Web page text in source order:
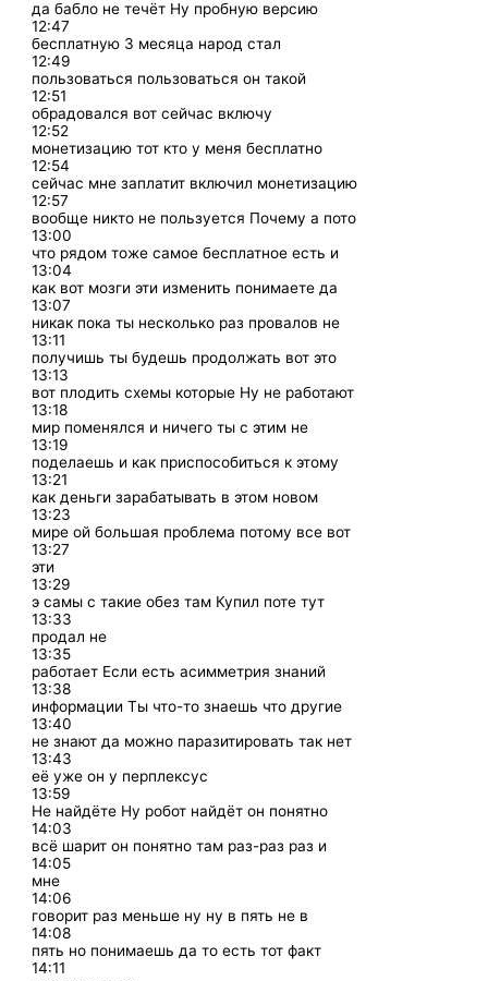
да бабло не течёт Ну пробную версию
12:47
бесплатную 3 месяца народ стал
12:49
пользоваться пользоваться он такой
12:51
обрадовался вот сейчас включу
12:52
монетизацию тот кто у меня бесплатно
12:54
сейчас мне заплатит включил монетизацию
12:57
вообще никто не пользуется Почему а пото
13:00
что рядом тоже самое бесплатное есть и
13:04
как вот мозги эти изменить понимаете да
13:07
никак пока ты несколько раз провалов не
13:11
получишь ты будешь продолжать вот это
13:13
вот плодить схемы которые Ну не работают
13:18
мир поменялся и ничего ты с этим не
13:19
поделаешь и как приспособиться к этому
13:21
как деньги зарабатывать в этом новом
13:23
мире ой большая проблема потому все вот
13:27
эти
13:29
э самы с такие обез там Купил поте тут
13:33
продал не
13:35
работает Если есть асимметрия знаний
13:38
информации Ты что-то знаешь что другие
13:40
не знают да можно паразитировать так нет
13:43
её уже он у перплексус
13:59
Не найдёте Ну робот найдёт он понятно
14:03
всё шарит он понятно там раз-раз раз и
14:05
мне
14:06
говорит раз меньше ну ну в пять не в
14:08
пять но понимаешь да то есть тот факт
14:11